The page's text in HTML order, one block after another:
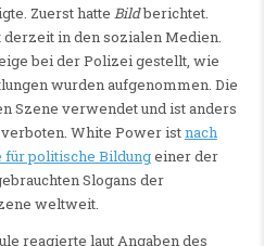
Zuerst hatte Bildberichtet.
in den sozialen Medien.
bei der Polizei gestellt, wie
wurden aufgenommen. Die
Szene verwendet und ist anders
White Power istnach
für politische Bildungeiner der
Slogans der
weltweit.
reagierte laut Angaben des